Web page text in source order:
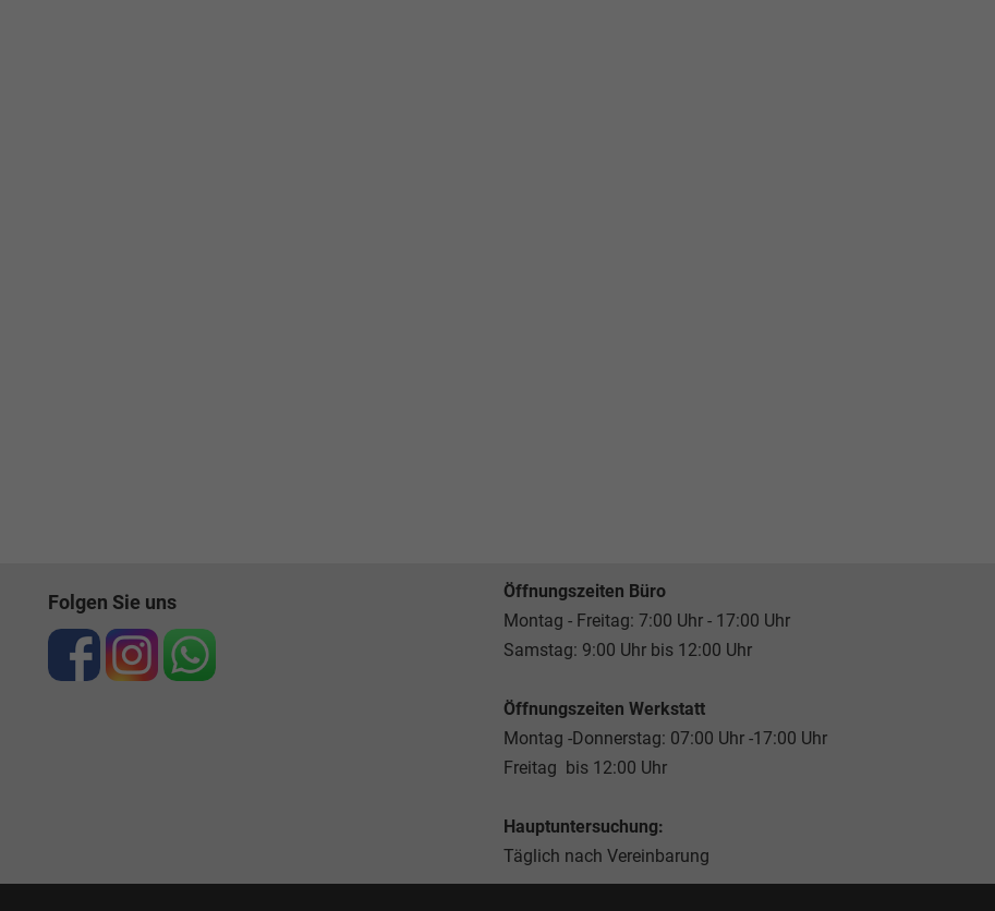
Folgen Sie uns
Öffnungszeiten Büro
Montag - Freitag: 7:00 Uhr - 17:00 Uhr
Samstag: 9:00 Uhr bis 12:00 Uhr
Öffnungszeiten Werkstatt
Montag -Donnerstag: 07:00 Uhr -17:00 Uhr
Freitag bis 12:00 Uhr
Hauptuntersuchung:
Täglich nach Vereinbarung